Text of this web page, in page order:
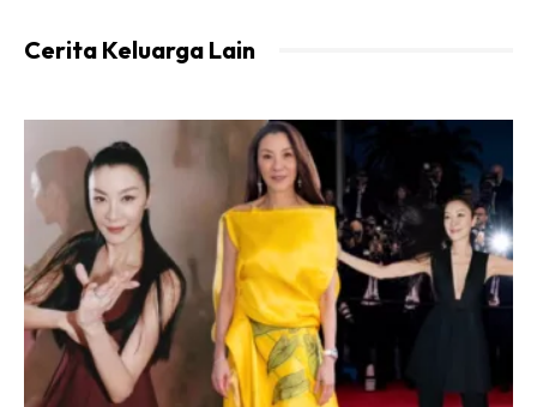
Nak letak kicap masin skit pun boleh. Sesuai selera ye.
Cerita Keluarga Lain